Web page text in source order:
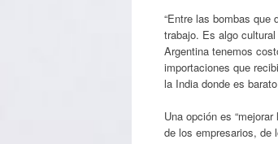
“Entre las bombas que
trabajo. Es algo
Argentina tenemos
importaciones que
la India donde es
Una opción es
de los empresarios, de